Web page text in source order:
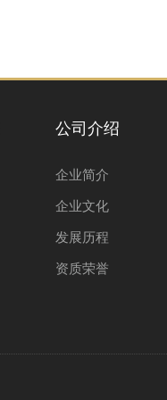
公司介绍
企业简介
企业文化
发展历程
资质荣誉